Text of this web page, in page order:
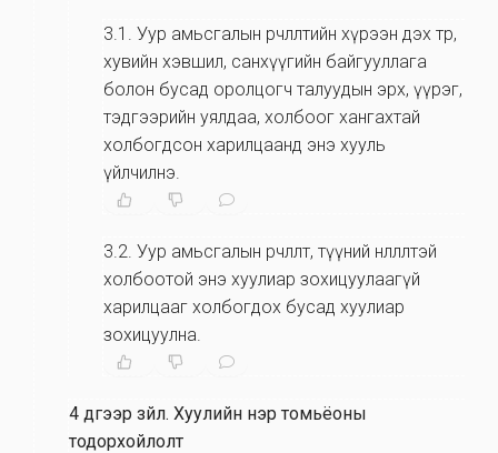
3.1 . Уур амьсгалын өөрчлөлтийн хүрээн дэх төр,
хувийн хэвшил, санхүүгийн байгууллага
болон бусад оролцогч талуудын эрх, үүрэг,
тэдгээрийн уялдаа, холбоог хангахтай
холбогдсон харилцаанд энэ хууль
үйлчилнэ.
3.2. Уур амьсгалын өөрчлөлт, түүний нөлөөлөлтэй
холбоотой энэ хуулиар зохицуулаагүй
харилцааг холбогдох бусад хуулиар
зохицуулна.
4 дүгээр зүйл. Хуулийн нэр томьёоны
тодорхойлолт